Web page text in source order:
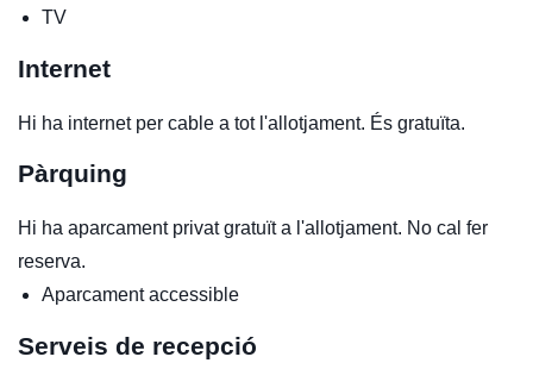
TV
Internet
Hi ha internet per cable a tot l'allotjament. És gratuïta.
Pàrquing
Hi ha aparcament privat gratuït a l'allotjament. No cal fer
reserva.
Aparcament accessible
Serveis de recepció